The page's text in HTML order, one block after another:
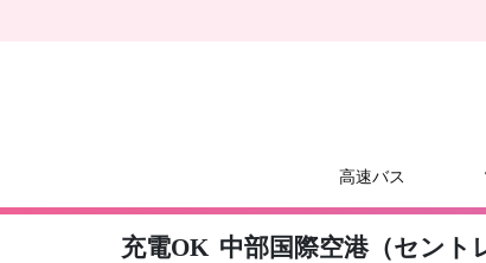
高速バス
充電OK 中部国際空港（セント